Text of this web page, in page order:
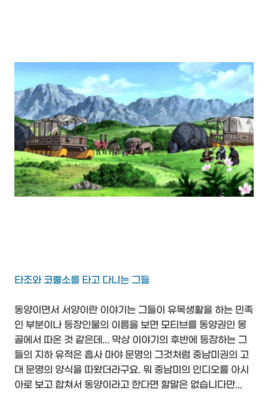
타조와 코뿔소를 타고 다니는 그들
동양이면서 서양이란 이야기는 그들이 유목생활을 하는 민족
인 부분이나 등장인물의 이름을 보면 모티브를 동양권인 몽
골에서 따온 것 같은데... 막상 이야기의 후반에 등장하는 그
들의 지하 유적은 흡사 마야 문명의 그것처럼 중남미권의 고
대 문명의 양식을 따왔더라구요. 뭐 중남미의 인디오를 아시
아로 보고 합쳐서 동양이라고 한다면 할말은 없습니다만...